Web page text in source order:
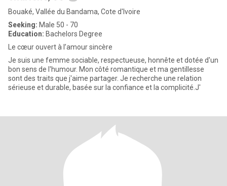
Bouaké, Vallée du Bandama, Cote d'Ivoire
Seeking: Male 50 - 70
Education: Bachelors Degree
Le cœur ouvert à l’amour sincère
Je suis une femme sociable, respectueuse, honnête et dotée d'un
bon sens de l'humour. Mon côté romantique et ma gentillesse
sont des traits que j'aime partager. Je recherche une relation
sérieuse et durable, basée sur la confiance et la complicité.J'